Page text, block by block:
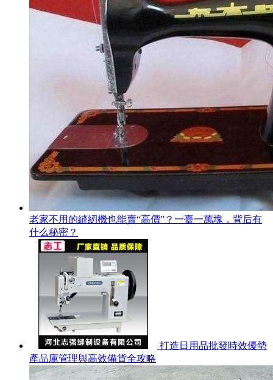
老家不用的縫紉機也能賣“高價”？一臺一萬塊，背后有
什么秘密？
打造日用品批發時效優勢
產品庫管理與高效備貨全攻略